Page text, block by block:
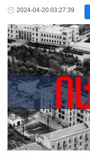
2024-04-20 03:27:39